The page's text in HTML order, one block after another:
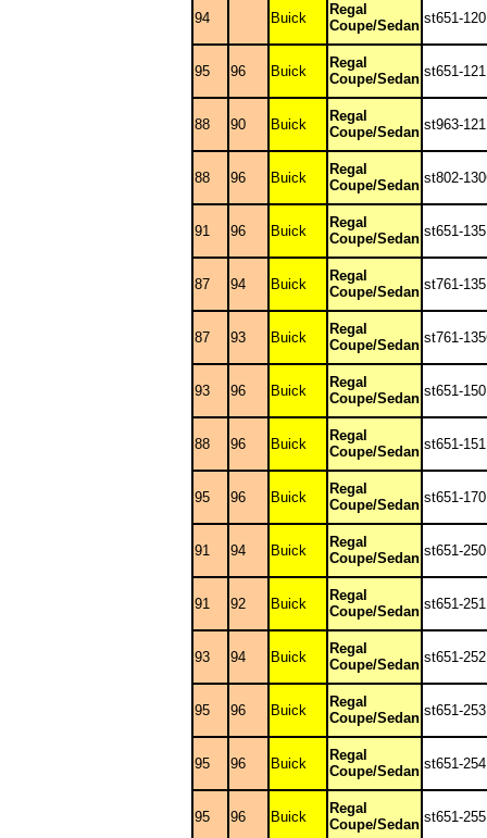
94 Buick
Regal
Coupe/Sedan st651-120
95 96 Buick
Regal
Coupe/Sedan st651-121
88 90 Buick
Regal
Coupe/Sedan st963-121
88 96 Buick
Regal
Coupe/Sedan st802-
91 96 Buick
Regal
Coupe/Sedan st651-
87 94 Buick
Regal
Coupe/Sedan st761-
87 93 Buick
Regal
Coupe/Sedan st761-
93 96 Buick
Regal
Coupe/Sedan st651-150
88 96 Buick
Regal
Coupe/Sedan st651-151
95 96 Buick
Regal
Coupe/Sedan st651-170
91 94 Buick
Regal
Coupe/Sedan st651-250
91 92 Buick
Regal
Coupe/Sedan st651-251
93 94 Buick
Regal
Coupe/Sedan st651-252
95 96 Buick
Regal
Coupe/Sedan st651-253
95 96 Buick
Regal
Coupe/Sedan st651-254
95 96 Buick
Regal
Coupe/Sedan st651-255